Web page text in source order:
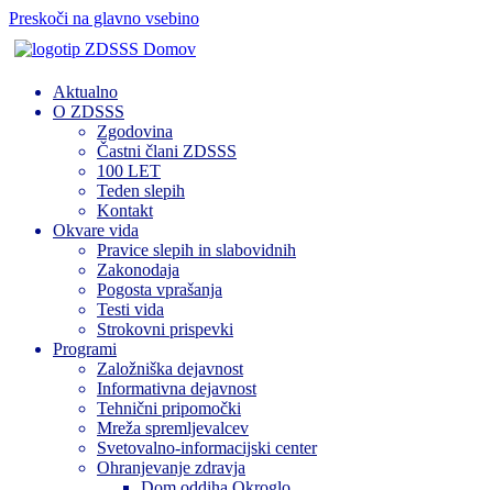
Preskoči na glavno vsebino
Domov
Aktualno
O ZDSSS
Zgodovina
Častni člani ZDSSS
100 LET
Teden slepih
Kontakt
Okvare vida
Pravice slepih in slabovidnih
Zakonodaja
Pogosta vprašanja
Testi vida
Strokovni prispevki
Programi
Založniška dejavnost
Informativna dejavnost
Tehnični pripomočki
Mreža spremljevalcev
Svetovalno-informacijski center
Ohranjevanje zdravja